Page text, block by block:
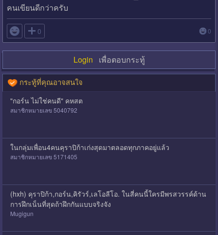
คนเขียนดีกว่าครับ
 0 0
Login เพื่อตอบกระทู้
กระทู้ที่คุณอาจสนใจ
"กอร์น ไม่ใช่คนดี" คหสต
สมาชิกหมายเลข 5040792
ในกลุ่มเพื่อน4คนคุราปิก้าเก่งสุดมาตลอดทุกภาคอยู่แล้ว
สมาชิกหมายเลข 5171405
(hxh) คุราปิก้า,กอร์น,คิรัวร์,เลโอลีโอ. ในสี่คนนี้ใครมีพรสวรรค์ด้าน
การฝึกเน็นที่สุดถ้าฝึกกันแบบจริงจัง
Mugigun